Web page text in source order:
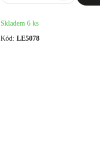
Skladem 6 ks
Kód: LE5078